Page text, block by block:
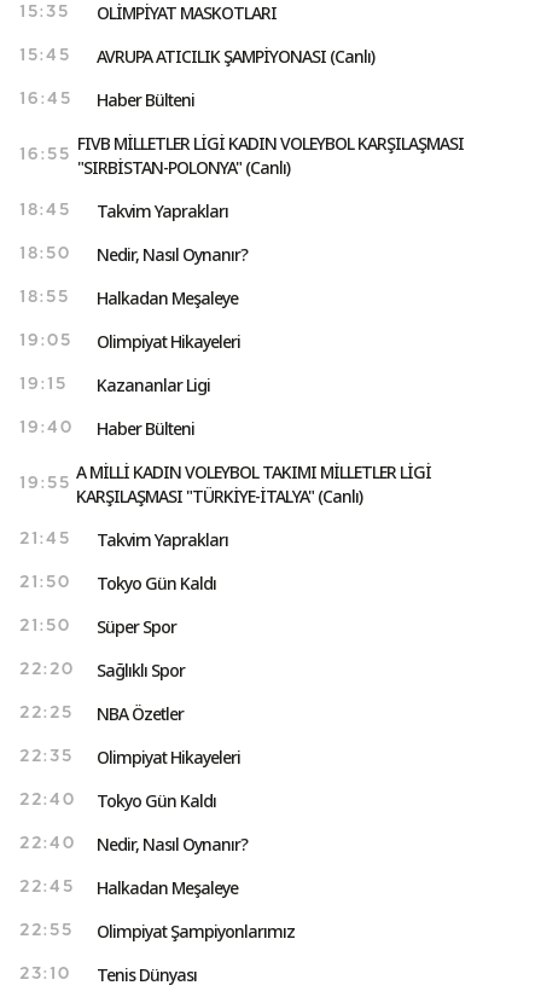
15:35 OLİMPİYAT MASKOTLARI
15:45 AVRUPA ATICILIK ŞAMPİYONASI (Canlı)
16:45 Haber Bülteni
16:55
FIVB MİLLETLER LİGİ KADIN VOLEYBOL KARŞILAŞMASI
"SIRBİSTAN-POLONYA" (Canlı)
18:45 Takvim Yaprakları
18:50 Nedir, Nasıl Oynanır?
18:55 Halkadan Meşaleye
19:05 Olimpiyat Hikayeleri
19:15 Kazananlar Ligi
19:40 Haber Bülteni
19:55
A MİLLİ KADIN VOLEYBOL TAKIMI MİLLETLER LİGİ
KARŞILAŞMASI "TÜRKİYE-İTALYA" (Canlı)
21:45 Takvim Yaprakları
21:50 Tokyo Gün Kaldı
21:50 Süper Spor
22:20 Sağlıklı Spor
22:25 NBA Özetler
22:35 Olimpiyat Hikayeleri
22:40 Tokyo Gün Kaldı
22:40 Nedir, Nasıl Oynanır?
22:45 Halkadan Meşaleye
22:55 Olimpiyat Şampiyonlarımız
23:10 Tenis Dünyası